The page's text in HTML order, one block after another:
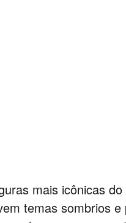
mais icônicas
temas sombrios